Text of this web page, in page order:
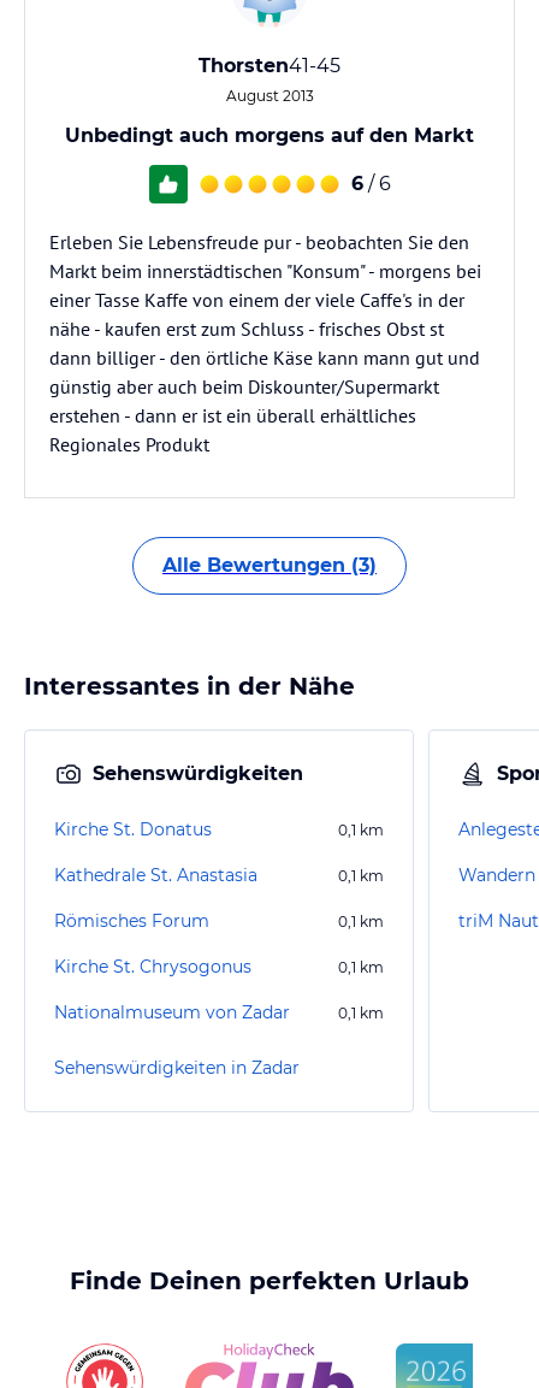
Thorsten41-45
August 2013
Unbedingt auch morgens auf den Markt
6 / 6
Erleben Sie Lebensfreude pur - beobachten Sie den
Markt beim innerstädtischen "Konsum" - morgens bei
einer Tasse Kaffe von einem der viele Caffe's in der
nähe - kaufen erst zum Schluss - frisches Obst st
dann billiger - den örtliche Käse kann mann gut und
günstig aber auch beim Diskounter/Supermarkt
erstehen - dann er ist ein überall erhältliches
Regionales Produkt
Alle Bewertungen (3)
Interessantes in der Nähe
Sehenswürdigkeiten
Kirche St. Donatus 0,1 km
Kathedrale St. Anastasia 0,1 km
Römisches Forum 0,1 km
Kirche St. Chrysogonus 0,1 km
Nationalmuseum von Zadar 0,1 km
Sehenswürdigkeiten in Zadar
triM
Finde Deinen perfekten Urlaub